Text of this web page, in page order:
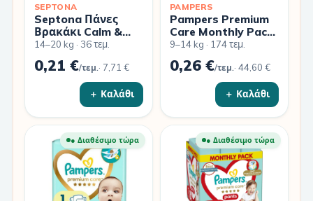
SEPTONA
Septona Πάνες
Βρακάκι Calm &
Care No. 6 για 14-
14–20 kg · 36 τεμ.
0,21 €/τεμ. · 7,71 €
＋ Καλάθι
PAMPERS
Pampers Premium
Care Monthly Pack
Πάνες Νο4 (9-14kg)
9–14 kg · 174 τεμ.
0,26 €/τεμ. · 44,60 €
＋ Καλάθι
● Διαθέσιμο τώρα ● Διαθέσιμο τώρα